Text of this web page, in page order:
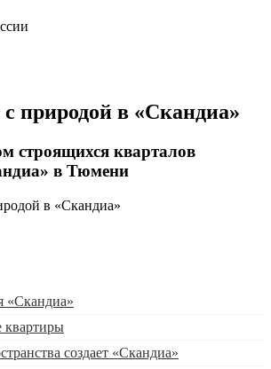
природой в «Скандиа»
строящихся кварталов
в Тюмени
«Скандиа»
создает «Скандиа»